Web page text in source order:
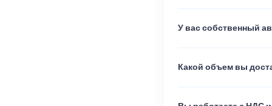
У вас собственный
Какой объем вы